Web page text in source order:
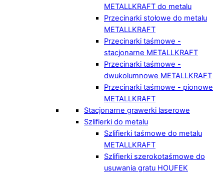
METALLKRAFT do metalu
Przecinarki stołowe do metalu
METALLKRAFT
Przecinarki taśmowe -
stacjonarne METALLKRAFT
Przecinarki taśmowe -
dwukolumnowe METALLKRAFT
Przecinarki taśmowe - pionowe
METALLKRAFT
Stacjonarne grawerki laserowe
Szlifierki do metalu
Szlifierki taśmowe do metalu
METALLKRAFT
Szlifierki szerokotaśmowe do
usuwania gratu HOUFEK